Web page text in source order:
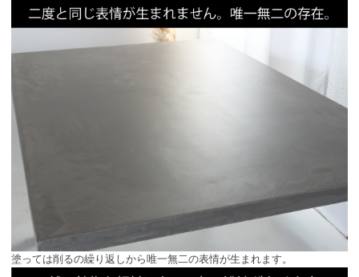
塗っては削るの繰り返しから唯一無二の表情が生まれます。